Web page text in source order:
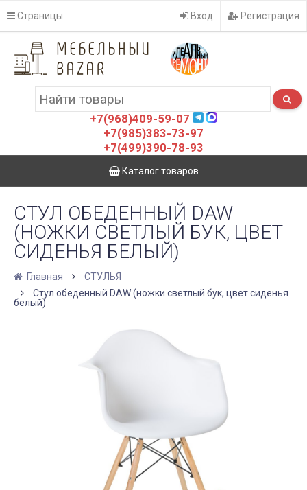
Страницы Вход Регистрация
+7(968)409-59-07
+7(985)383-73-97
+7(499)390-78-93
Каталог товаров
СТУЛ ОБЕДЕННЫЙ DAW
(НОЖКИ СВЕТЛЫЙ БУК, ЦВЕТ
СИДЕНЬЯ БЕЛЫЙ)
Главная
СТУЛЬЯ
Стул обеденный DAW (ножки светлый бук, цвет сиденья
белый)